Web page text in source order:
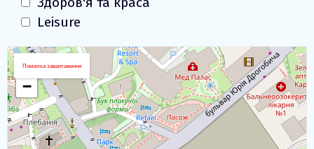
Leisure
Завантаження карти
+
−
Помилка завантаження